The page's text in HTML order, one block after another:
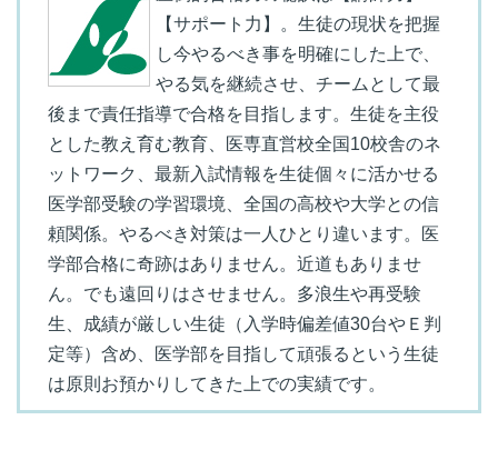
【サポート力】。生徒の現状を把握
し今やるべき事を明確にした上で、
やる気を継続させ、チームとして最
後まで責任指導で合格を目指します。生徒を主役
とした教え育む教育、医専直営校全国10校舎のネ
ットワーク、最新入試情報を生徒個々に活かせる
医学部受験の学習環境、全国の高校や大学との信
頼関係。やるべき対策は一人ひとり違います。医
学部合格に奇跡はありません。近道もありませ
ん。でも遠回りはさせません。多浪生や再受験
生、成績が厳しい生徒（入学時偏差値30台やＥ判
定等）含め、医学部を目指して頑張るという生徒
は原則お預かりしてきた上での実績です。